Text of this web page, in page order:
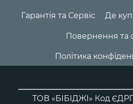
Гарантія та Сервіс Де
Повернення та
Політика
ТОВ «БІБІДЖІ» Код